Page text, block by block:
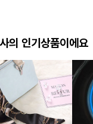
의 인기상품이에요